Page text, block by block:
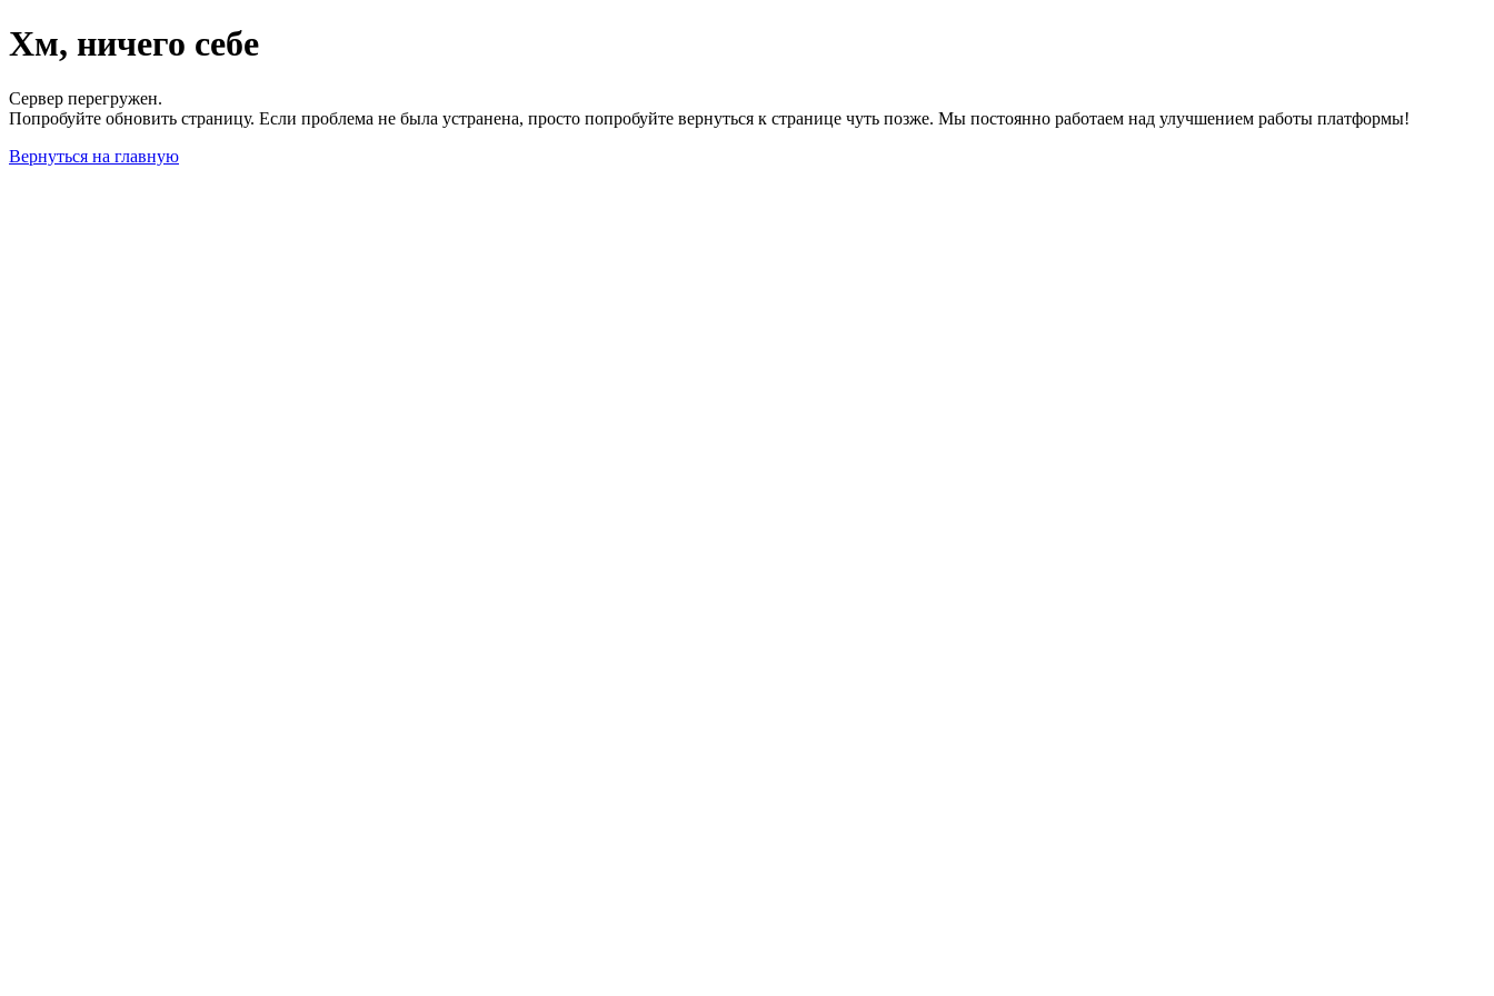
Хм, ничего себе
Сервер перегружен.
Попробуйте обновить страницу. Если проблема не была устранена, просто попробуйте вернуться к странице чуть позже. Мы постоянно работаем над улучшением работы платформы!
Вернуться на главную